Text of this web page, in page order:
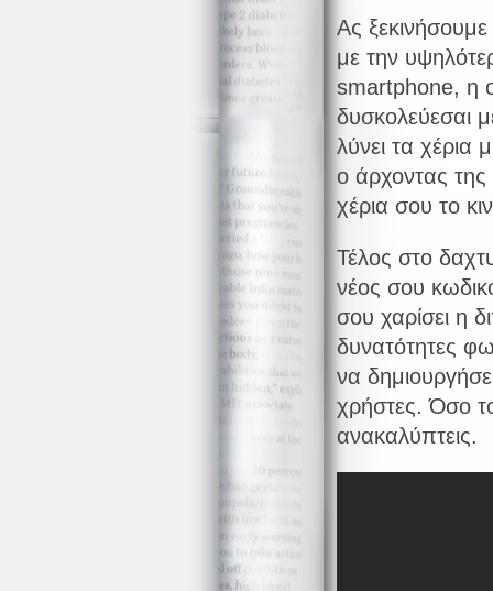
Ας
με την
smartphone, η
δυσκολεύεσαι
λύνει τα χέρια
ο άρχοντας της
χέρια σου το
Τέλος στο
νέος σου
σου χαρίσει η
δυνατότητες
να
χρήστες. Όσο
ανακαλύπτεις.